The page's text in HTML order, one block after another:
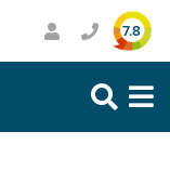
prijzen
33 666
7.8